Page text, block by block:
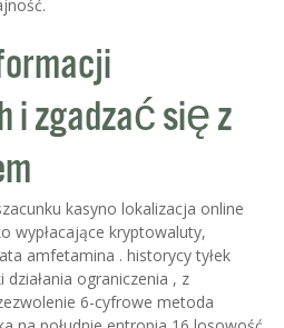
i zgadzać się z
kasyno lokalizacja online
wypłacające kryptowaluty,
amfetamina . historycy tyłek
ograniczenia , z
6-cyfrowe metoda